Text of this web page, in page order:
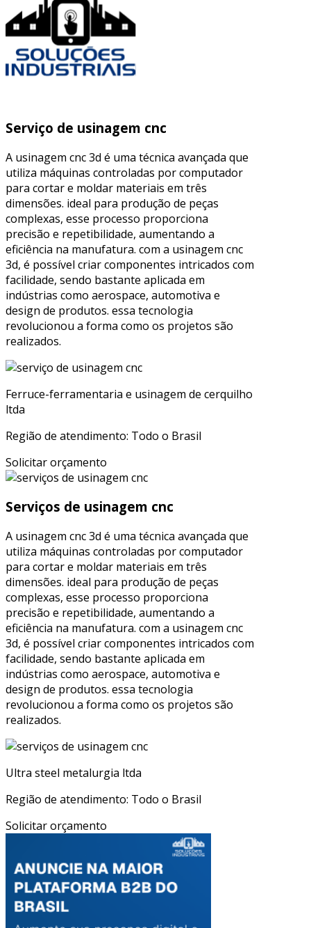
Serviço de usinagem cnc
A usinagem cnc 3d é uma técnica avançada que
utiliza máquinas controladas por computador
para cortar e moldar materiais em três
dimensões. ideal para produção de peças
complexas, esse processo proporciona
precisão e repetibilidade, aumentando a
eficiência na manufatura. com a usinagem cnc
3d, é possível criar componentes intricados com
facilidade, sendo bastante aplicada em
indústrias como aerospace, automotiva e
design de produtos. essa tecnologia
revolucionou a forma como os projetos são
realizados.
Ferruce-ferramentaria e usinagem de cerquilho
ltda
Região de atendimento: Todo o Brasil
Solicitar orçamento
Serviços de usinagem cnc
A usinagem cnc 3d é uma técnica avançada que
utiliza máquinas controladas por computador
para cortar e moldar materiais em três
dimensões. ideal para produção de peças
complexas, esse processo proporciona
precisão e repetibilidade, aumentando a
eficiência na manufatura. com a usinagem cnc
3d, é possível criar componentes intricados com
facilidade, sendo bastante aplicada em
indústrias como aerospace, automotiva e
design de produtos. essa tecnologia
revolucionou a forma como os projetos são
realizados.
Ultra steel metalurgia ltda
Região de atendimento: Todo o Brasil
Solicitar orçamento